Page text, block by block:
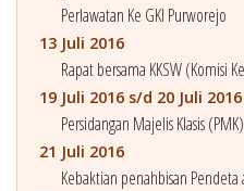
Perlawatan Ke GKI Purworejo
13 Juli 2016
Rapat bersama KKSW (Komisi
19 Juli 2016 s/d 20 Juli 2016
Persidangan Majelis Klasis
21 Juli 2016
Kebaktian penahbisan Pendeta